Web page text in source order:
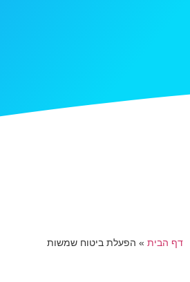
דף הבית » הפעלת ביטוח שמשות